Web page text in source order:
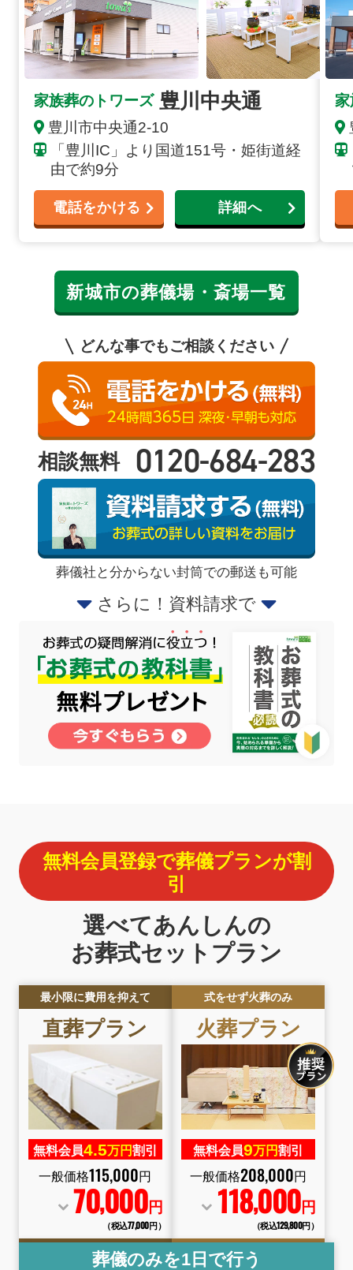
家族葬のトワーズ 豊川中央通
豊川市中央通2-10
「豊川IC」より国道151号・姫街道経
由で約9分
電話をかける 詳細へ
家
新城市の葬儀場・斎場一覧
どんな事でもご相談ください
相談無料 0120-684-283
葬儀社と分からない封筒での郵送も可能
さらに！資料請求で
無料会員登録で葬儀プランが割
引
選べてあんしんの
お葬式セットプラン
最小限に費用を抑えて
直葬プラン
無料会員4.5万円割引
一般価格115,000円
70,000円
（税込77,000円）
式をせず火葬のみ
火葬プラン
無料会員9万円割引
一般価格208,000円
118,000円
（税込129,800円）
葬儀のみを1日で行う